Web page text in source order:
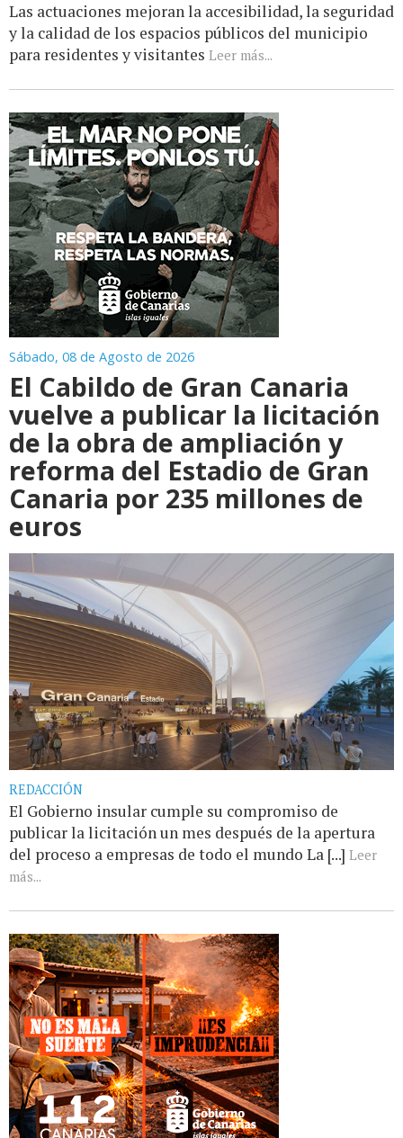
Las actuaciones mejoran la accesibilidad, la seguridad
y la calidad de los espacios públicos del municipio
para residentes y visitantes Leer más...
Sábado, 08 de Agosto de 2026
El Cabildo de Gran Canaria
vuelve a publicar la licitación
de la obra de ampliación y
reforma del Estadio de Gran
Canaria por 235 millones de
euros
REDACCIÓN
El Gobierno insular cumple su compromiso de
publicar la licitación un mes después de la apertura
del proceso a empresas de todo el mundo La [...] Leer
más...